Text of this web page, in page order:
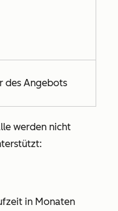
des Angebots
werden nicht
in Monaten